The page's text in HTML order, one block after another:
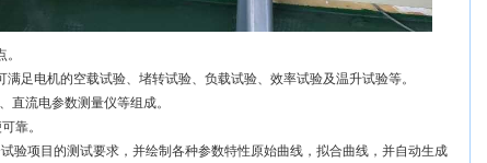
足电机的空载试验、堵转试验、负载试验、效率试验及温升试验等。
直流电参数测量仪等组成。
靠。
项目的测试要求，并绘制各种参数特性原始曲线，拟合曲线，并自动生成